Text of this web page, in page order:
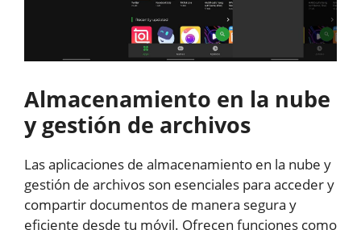
Almacenamiento en la nube
y gestión de archivos
Las aplicaciones de almacenamiento en la nube y
gestión de archivos son esenciales para acceder y
compartir documentos de manera segura y
eficiente desde tu móvil. Ofrecen funciones como